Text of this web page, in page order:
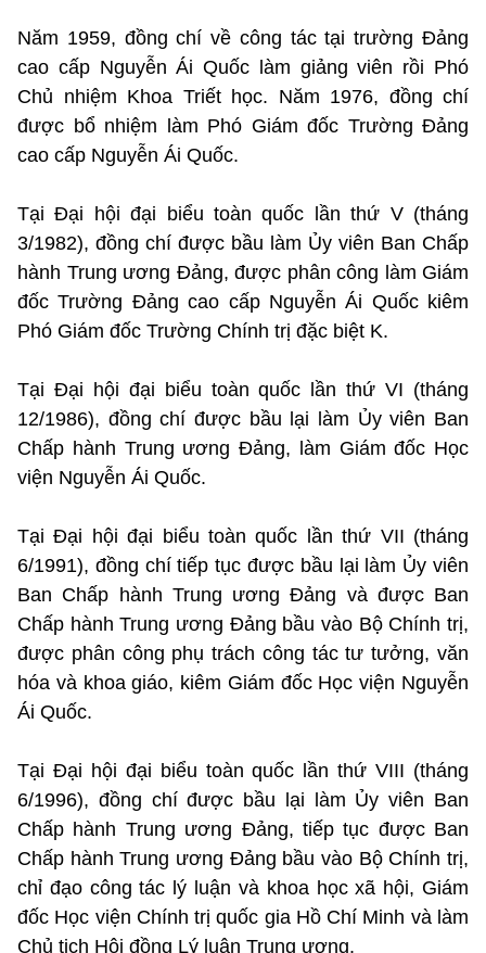
Năm 1959, đồng chí về công tác tại trường Đảng
cao cấp Nguyễn Ái Quốc làm giảng viên rồi Phó
Chủ nhiệm Khoa Triết học. Năm 1976, đồng chí
được bổ nhiệm làm Phó Giám đốc Trường Đảng
cao cấp Nguyễn Ái Quốc.
Tại Đại hội đại biểu toàn quốc lần thứ V (tháng
3/1982), đồng chí được bầu làm Ủy viên Ban Chấp
hành Trung ương Đảng, được phân công làm Giám
đốc Trường Đảng cao cấp Nguyễn Ái Quốc kiêm
Phó Giám đốc Trường Chính trị đặc biệt K.
Tại Đại hội đại biểu toàn quốc lần thứ VI (tháng
12/1986), đồng chí được bầu lại làm Ủy viên Ban
Chấp hành Trung ương Đảng, làm Giám đốc Học
viện Nguyễn Ái Quốc.
Tại Đại hội đại biểu toàn quốc lần thứ VII (tháng
6/1991), đồng chí tiếp tục được bầu lại làm Ủy viên
Ban Chấp hành Trung ương Đảng và được Ban
Chấp hành Trung ương Đảng bầu vào Bộ Chính trị,
được phân công phụ trách công tác tư tưởng, văn
hóa và khoa giáo, kiêm Giám đốc Học viện Nguyễn
Ái Quốc.
Tại Đại hội đại biểu toàn quốc lần thứ VIII (tháng
6/1996), đồng chí được bầu lại làm Ủy viên Ban
Chấp hành Trung ương Đảng, tiếp tục được Ban
Chấp hành Trung ương Đảng bầu vào Bộ Chính trị,
chỉ đạo công tác lý luận và khoa học xã hội, Giám
đốc Học viện Chính trị quốc gia Hồ Chí Minh và làm
Chủ tịch Hội đồng Lý luận Trung ương.